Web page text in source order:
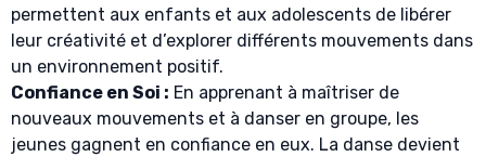
permettent aux enfants et aux adolescents de libérer
leur créativité et d’explorer différents mouvements dans
un environnement positif.
Confiance en Soi : En apprenant à maîtriser de
nouveaux mouvements et à danser en groupe, les
jeunes gagnent en confiance en eux. La danse devient